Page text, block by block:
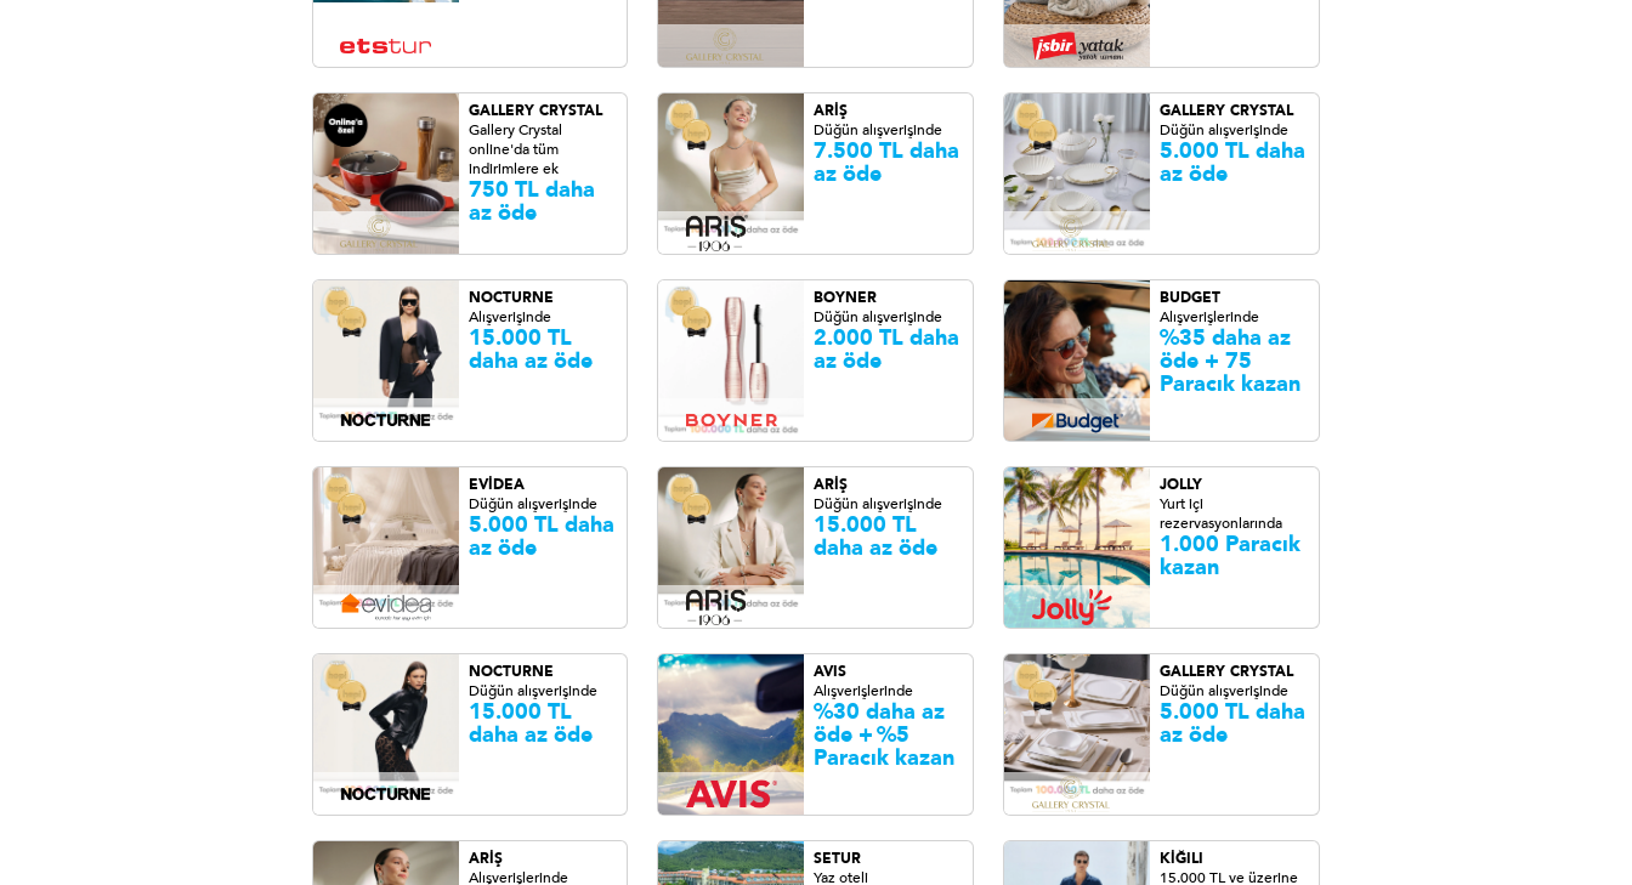
GALLERY CRYSTAL
Gallery Crystal
online'da tüm
indirimlere ek
750 TL daha
az öde
ARİŞ
Düğün alışverişinde
7.500 TL daha
az öde
GALLERY CRYSTAL
Düğün alışverişinde
5.000 TL daha
az öde
NOCTURNE
Alışverişinde
15.000 TL
daha az öde
BOYNER
Düğün alışverişinde
2.000 TL daha
az öde
BUDGET
Alışverişlerinde
%35 daha az
öde + 75
Paracık kazan
EVİDEA
Düğün alışverişinde
5.000 TL daha
az öde
ARİŞ
Düğün alışverişinde
15.000 TL
daha az öde
JOLLY
Yurt içi
rezervasyonlarında
1.000 Paracık
kazan
NOCTURNE
Düğün alışverişinde
15.000 TL
daha az öde
AVIS
Alışverişlerinde
%30 daha az
öde +%5
Paracık kazan
GALLERY CRYSTAL
Düğün alışverişinde
5.000 TL daha
az öde
ARİŞ
Alışverişlerinde
SETUR
Yaz oteli
KİĞILI
15.000 TL ve üzerine